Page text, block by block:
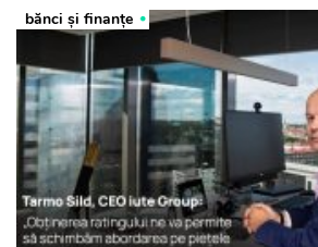
bănci şi finanţe